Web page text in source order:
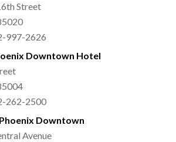
Street
997-2626
Downtown Hotel
262-2500
Downtown
Avenue